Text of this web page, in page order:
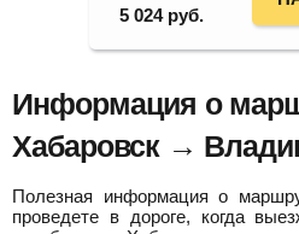
5 024 руб.
Информация о
Хабаровск →
Полезная информация о
проведете в дороге, когда